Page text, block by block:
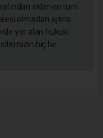
eklenen tüm
olmadan ajans
yer alan hukuki
hiç bir